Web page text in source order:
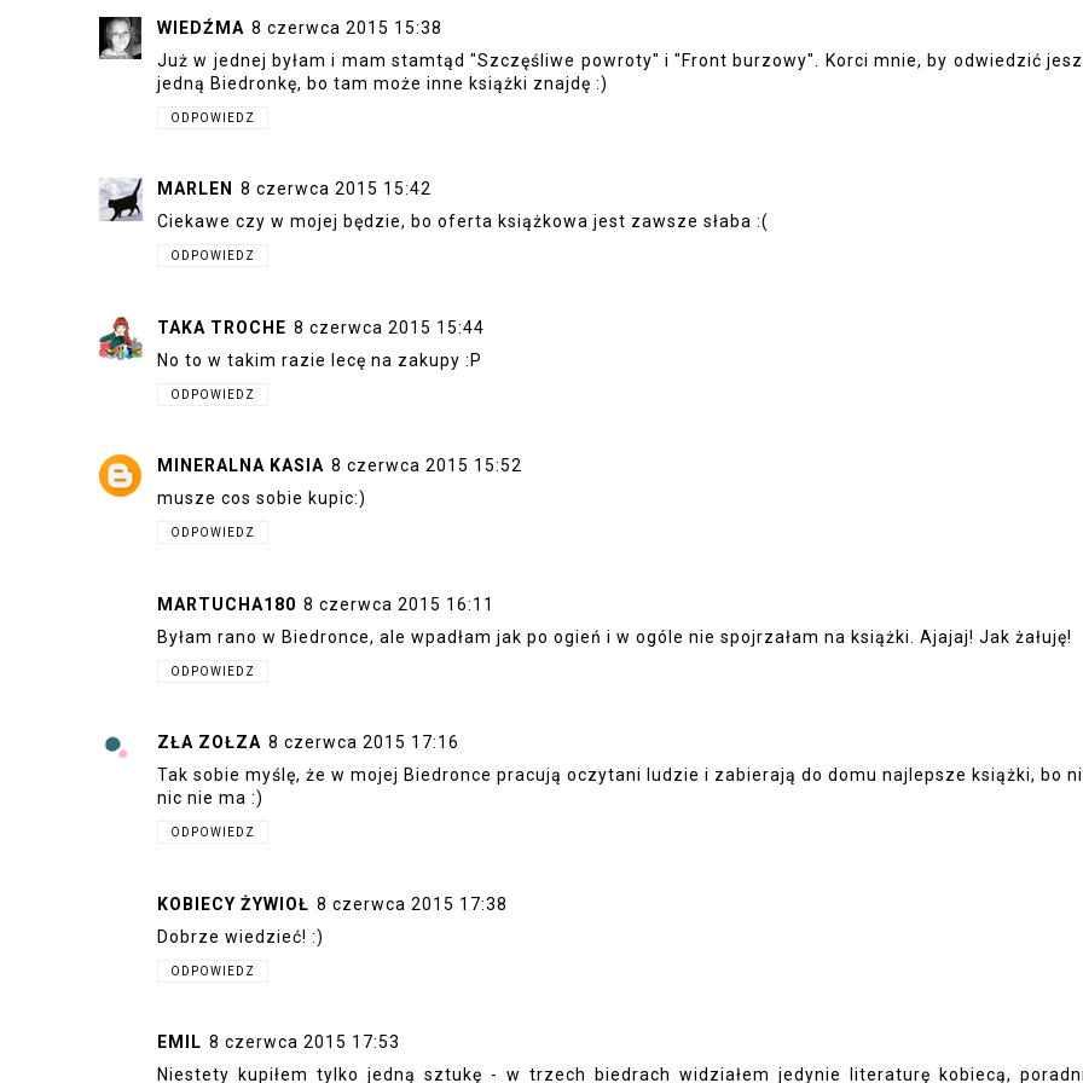
WIEDŹMA 8 czerwca 2015 15:38
Już w jednej byłam i mam stamtąd "Szczęśliwe powroty" i "Front burzowy". Korci mnie, by odwiedzić
jedną Biedronkę, bo tam może inne książki znajdę :)
ODPOWIEDZ
MARLEN
8 czerwca 2015 15:42
Ciekawe czy w mojej będzie, bo oferta książkowa jest zawsze słaba :(
ODPOWIEDZ
TAKA TROCHE 8 czerwca 2015 15:44
No to w takim razie lecę na zakupy :P
ODPOWIEDZ
MINERALNA KASIA 8 czerwca 2015 15:52
musze cos sobie kupic:)
ODPOWIEDZ
MARTUCHA180 8 czerwca 2015 16:11
Byłam rano w Biedronce, ale wpadłam jak po ogień i w ogóle nie spojrzałam na książki. Ajajaj! Jak żałuję!
ODPOWIEDZ
ZŁA ZOŁZA 8 czerwca 2015 17:16
Tak sobie myślę, że w mojej Biedronce pracują oczytani ludzie i zabierają do domu najlepsze książki, bo
nic nie ma :)
ODPOWIEDZ
KOBIECY ŻYWIOŁ 8 czerwca 2015 17:38
Dobrze wiedzieć! :)
ODPOWIEDZ
EMIL 8 czerwca 2015 17:53
Niestety kupiłem tylko jedną sztukę - w trzech biedrach widziałem jedynie literaturę kobiecą,